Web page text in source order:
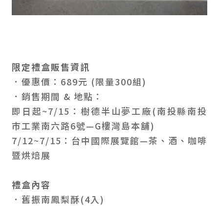
限定禮盒販售資訊
．優惠價：689元 (限量300組)
．銷售期間 & 地點：
即日起~7/15：樹德半山夢工廠(南投縣南投
市工業南六路6號—G樓灣島本舖)
7/12~7/15：台中國際展覽館—茶、酒、咖啡
暨烘焙展
禮盒內容
．舊振南鳳梨酥(4入)